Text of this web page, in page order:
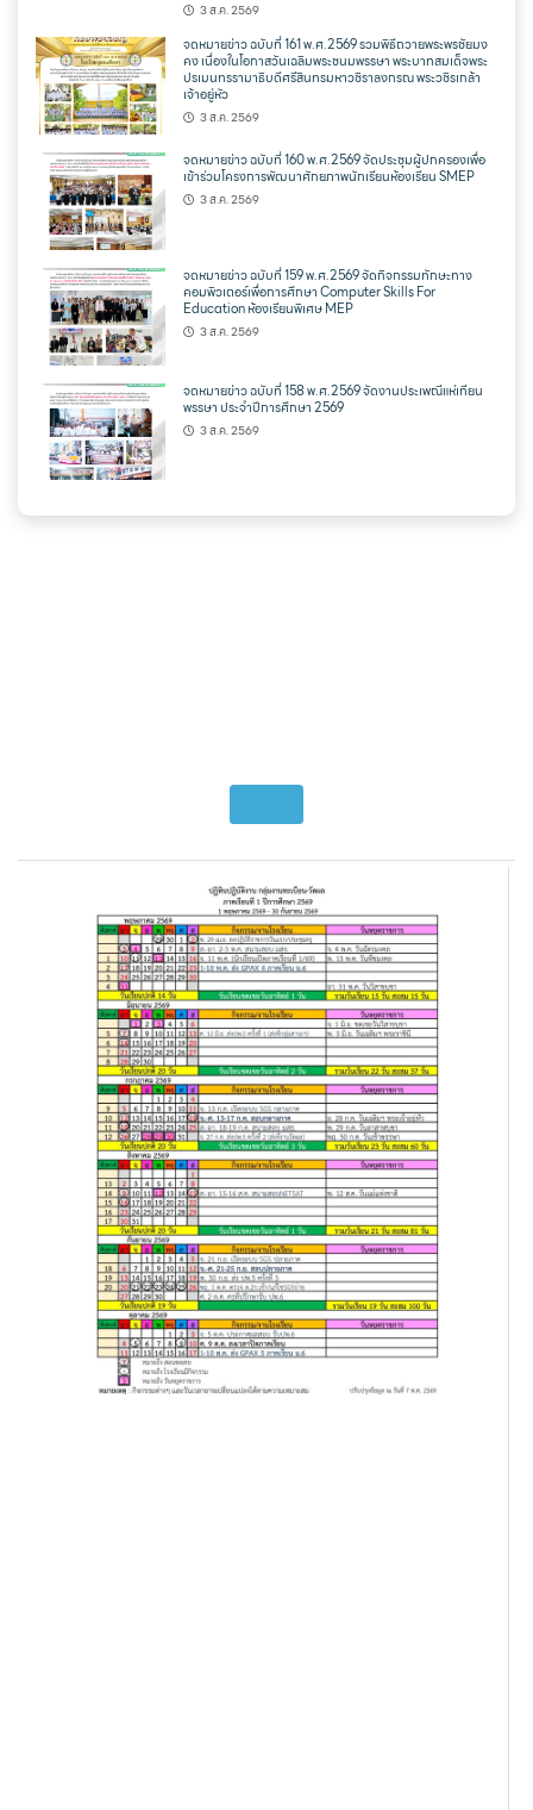
3 ส.ค. 2569
จดหมายข่าว ฉบับที่ 161 พ.ศ.2569 รวมพิธีถวายพระพรชัยมง
คง เนื่องในโอกาสวันเฉลิมพระชนมพรรษา พระบาทสมเด็จพระ
ปรเมนทรรามาธิบดีศรีสินทรมหาวชิราลงกรณ พระวชิรเกล้า
เจ้าอยู่หัว
3 ส.ค. 2569
จดหมายข่าว ฉบับที่ 160 พ.ศ.2569 จัดประชุมผู้ปกครองเพื่อ
เข้าร่วมโครงการพัฒนาศักยภาพนักเรียนห้องเรียน SMEP
3 ส.ค. 2569
จดหมายข่าว ฉบับที่ 159 พ.ศ.2569 จัดกิจกรรมทักษะทาง
คอมพิวเตอร์เพื่อการศึกษา Computer Skills For
Education ห้องเรียนพิเศษ MEP
3 ส.ค. 2569
จดหมายข่าว ฉบับที่ 158 พ.ศ.2569 จัดงานประเพณีแห่เทียน
พรรษา ประจำปีการศึกษา 2569
3 ส.ค. 2569